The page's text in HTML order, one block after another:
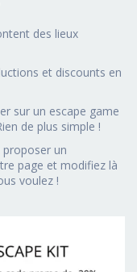
des lieux
et discounts en
sur un escape game
de plus simple !
proposer un
page et modifiez là
voulez !